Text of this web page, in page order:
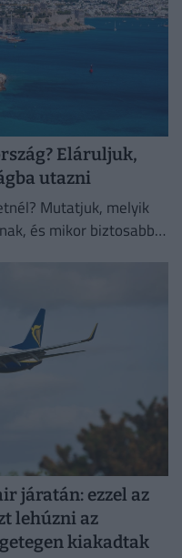
Eláruljuk,
utazni
Mutatjuk, melyik
és mikor biztosabb a
járatán: ezzel az
lehúzni az
kiakadtak